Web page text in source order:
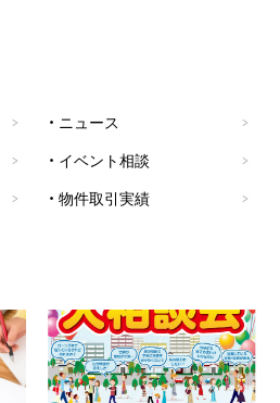
ニュース
イベント相談
物件取引実績